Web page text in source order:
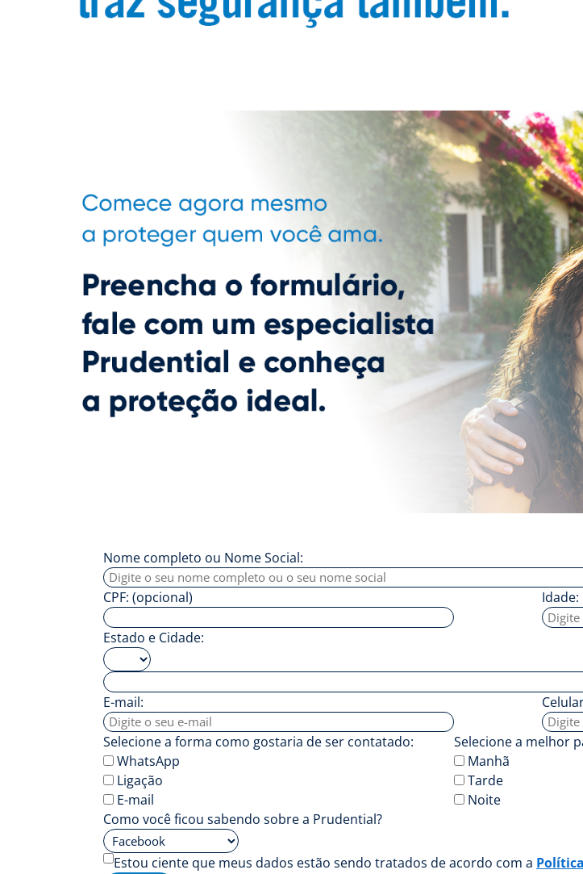
Nome completo ou Nome Social:
CPF: (opcional) Idade:
Estado e Cidade:
E-mail:
Selecione a forma como gostaria de ser contatado:
WhatsApp
Ligação
E-mail
Selecione a melhor
Manhã
Tarde
Noite
Como você ficou sabendo sobre a Prudential?
Estou ciente que meus dados estão sendo tratados de acordo com a